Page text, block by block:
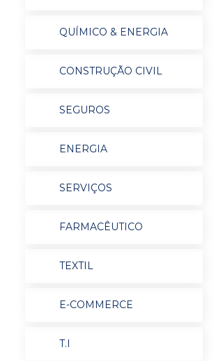
QUÍMICO & ENERGIA
CONSTRUÇÃO CIVIL
SEGUROS
ENERGIA
SERVIÇOS
FARMACÊUTICO
TEXTIL
E-COMMERCE
T.I